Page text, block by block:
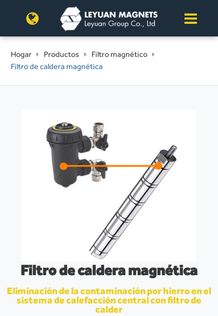
Hogar Productos
Filtro magnético
Filtro de caldera magnética
Filtro de caldera magnética
Eliminación de la contaminación por hierro en el
sistema de calefacción central con filtro de
calder